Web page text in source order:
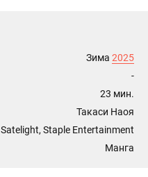
Зима 2025
-
23 мин.
Такаси Наоя
Satelight, Staple Entertainment
Манга